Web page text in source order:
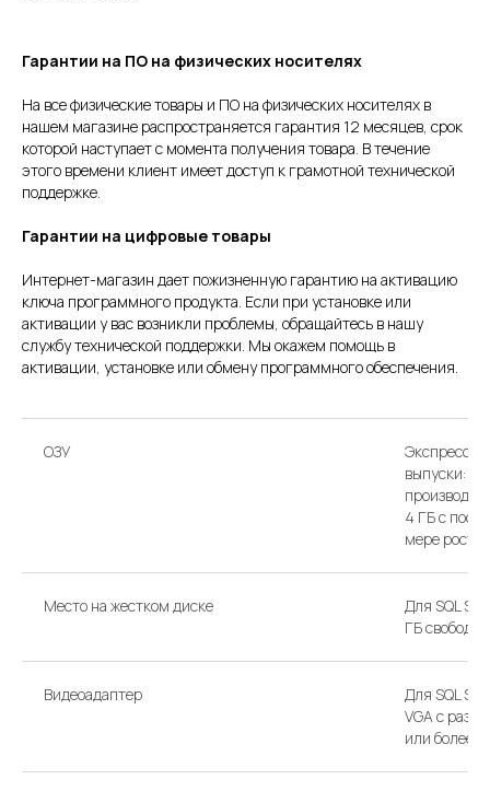
Гарантии на ПО на физических носителях
На все физические товары и ПО на физических носителях в
нашем магазине распространяется гарантия 12 месяцев, срок
которой наступает с момента получения товара. В течение
этого времени клиент имеет доступ к грамотной технической
поддержке.
Гарантии на цифровые товары
Интернет-магазин дает пожизненную гарантию на активацию
ключа программного продукта. Если при установке или
активации у вас возникли проблемы, обращайтесь в нашу
службу технической поддержки. Мы окажем помощь в
активации, установке или обмену программного обеспечения.
ОЗУ
Экспресс-
выпуски:
4 ГБ с
мере роста
Место на жестком диске
Для SQL
ГБ
Видеоадаптер
Для SQL
VGA с
или более